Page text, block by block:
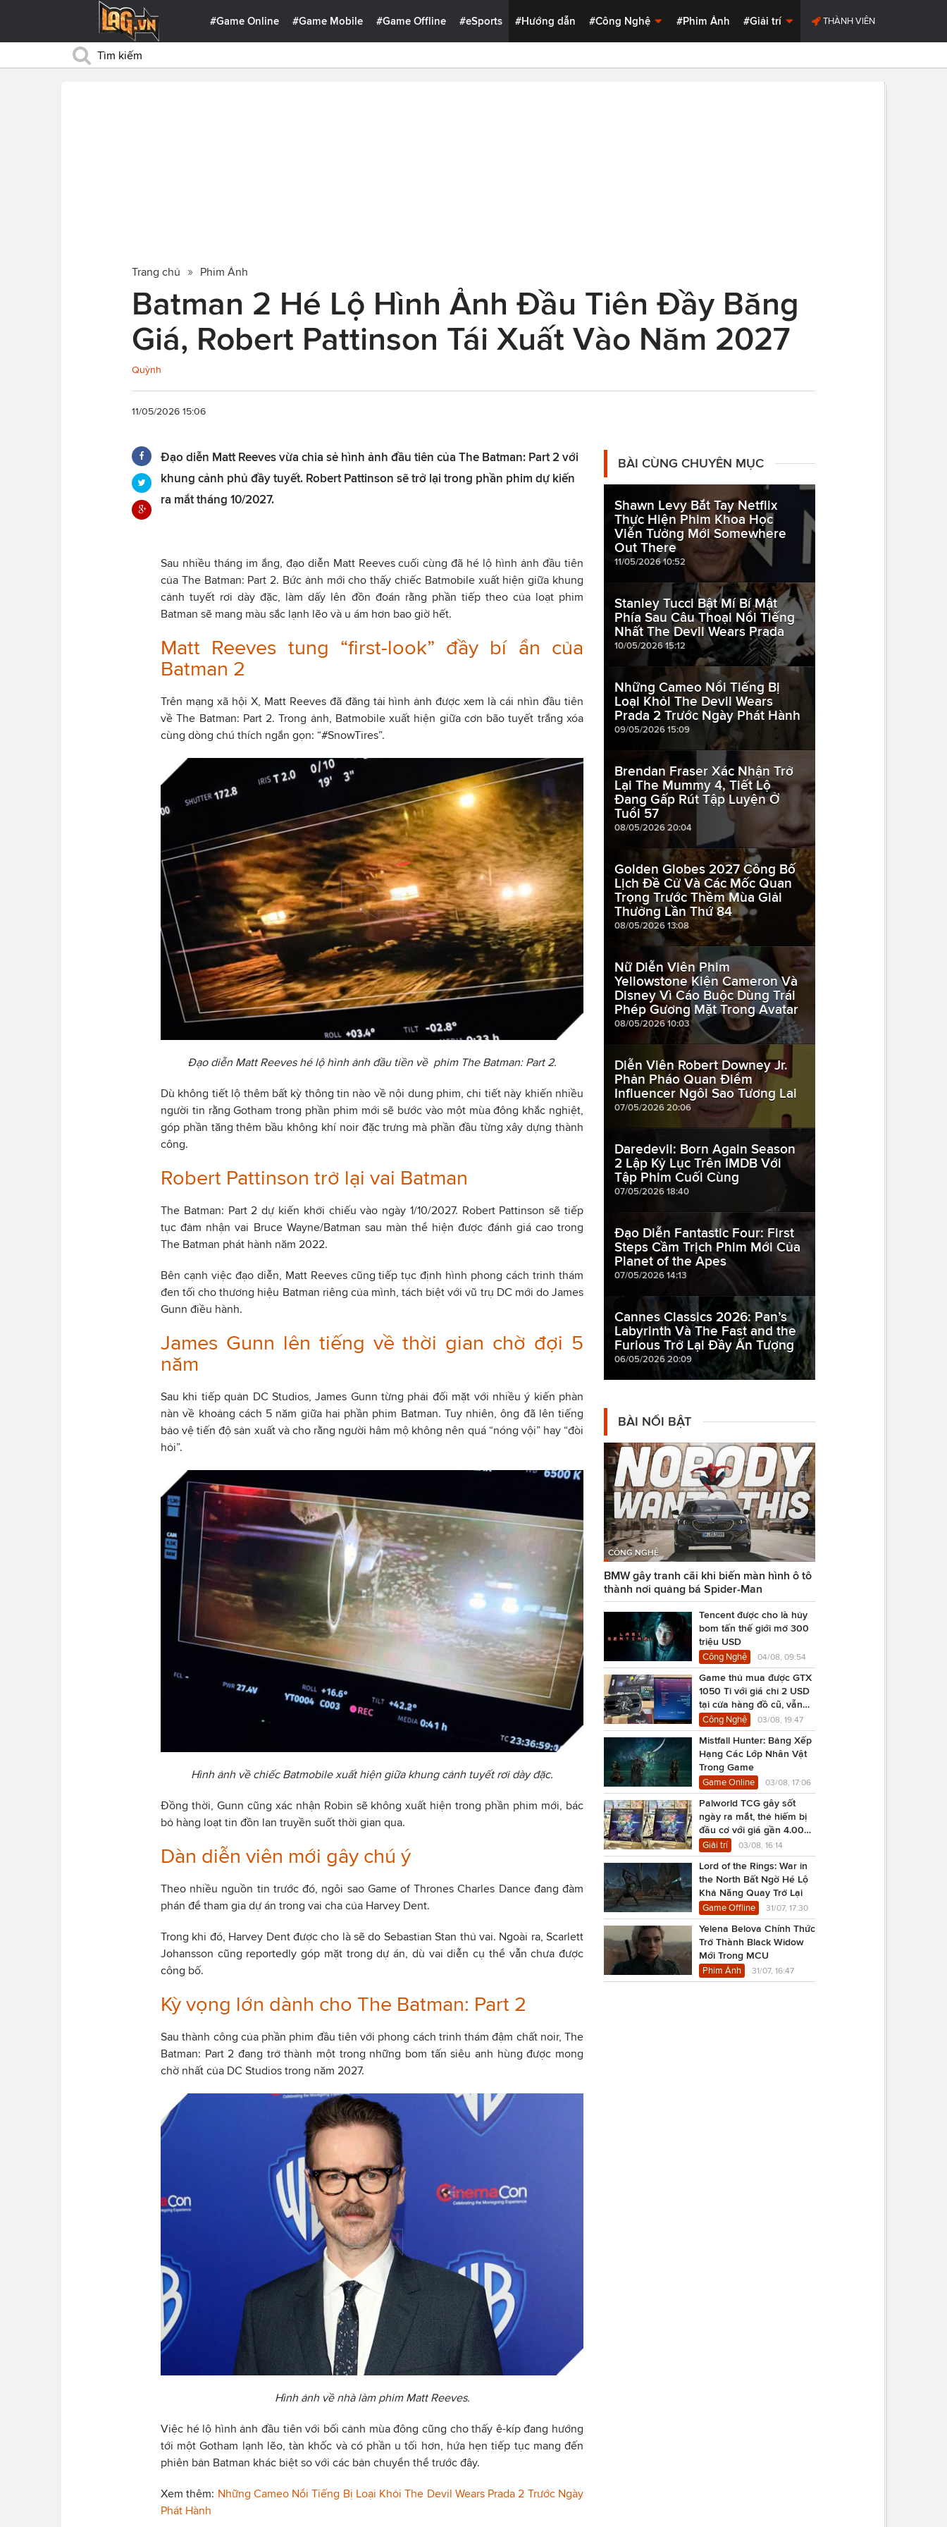
#Game Online #Game Mobile #Game Offline #eSports #Hướng dẫn #Công Nghệ #Phim Ảnh #Giải trí THÀNH VIÊN
Trang chủ Phim Ảnh
Batman 2 Hé Lộ Hình Ảnh Đầu Tiên Đầy Băng
Giá, Robert Pattinson Tái Xuất Vào Năm 2027
Quỳnh
11/05/2026 15:06
Đạo diễn Matt Reeves vừa chia sẻ hình ảnh đầu tiên của The Batman: Part 2 với
khung cảnh phủ đầy tuyết. Robert Pattinson sẽ trở lại trong phần phim dự kiến
ra mắt tháng 10/2027.
Sau nhiều tháng im ắng, đạo diễn Matt Reeves cuối cùng đã hé lộ hình ảnh đầu tiên
của The Batman: Part 2. Bức ảnh mới cho thấy chiếc Batmobile xuất hiện giữa khung
cảnh tuyết rơi dày đặc, làm dấy lên đồn đoán rằng phần tiếp theo của loạt phim
Batman sẽ mang màu sắc lạnh lẽo và u ám hơn bao giờ hết.
Matt Reeves tung “first-look” đầy bí ẩn của
Batman 2
Trên mạng xã hội X, Matt Reeves đã đăng tải hình ảnh được xem là cái nhìn đầu tiên
về The Batman: Part 2. Trong ảnh, Batmobile xuất hiện giữa cơn bão tuyết trắng xóa
cùng dòng chú thích ngắn gọn: “#SnowTires”.
Đạo diễn Matt Reeves hé lộ hình ảnh đầu tiền về phim The Batman: Part 2.
Dù không tiết lộ thêm bất kỳ thông tin nào về nội dung phim, chi tiết này khiến nhiều
người tin rằng Gotham trong phần phim mới sẽ bước vào một mùa đông khắc nghiệt,
góp phần tăng thêm bầu không khí noir đặc trưng mà phần đầu từng xây dựng thành
công.
Robert Pattinson trở lại vai Batman
The Batman: Part 2 dự kiến khởi chiếu vào ngày 1/10/2027. Robert Pattinson sẽ tiếp
tục đảm nhận vai Bruce Wayne/Batman sau màn thể hiện được đánh giá cao trong
The Batman phát hành năm 2022.
Bên cạnh việc đạo diễn, Matt Reeves cũng tiếp tục định hình phong cách trinh thám
đen tối cho thương hiệu Batman riêng của mình, tách biệt với vũ trụ DC mới do James
Gunn điều hành.
James Gunn lên tiếng về thời gian chờ đợi 5
năm
Sau khi tiếp quản DC Studios, James Gunn từng phải đối mặt với nhiều ý kiến phàn
nàn về khoảng cách 5 năm giữa hai phần phim Batman. Tuy nhiên, ông đã lên tiếng
bảo vệ tiến độ sản xuất và cho rằng người hâm mộ không nên quá “nóng vội” hay “đòi
hỏi”.
Hình ảnh về chiếc Batmobile xuất hiện giữa khung cảnh tuyết rơi dày đặc.
Đồng thời, Gunn cũng xác nhận Robin sẽ không xuất hiện trong phần phim mới, bác
bỏ hàng loạt tin đồn lan truyền suốt thời gian qua.
Dàn diễn viên mới gây chú ý
Theo nhiều nguồn tin trước đó, ngôi sao Game of Thrones Charles Dance đang đàm
phán để tham gia dự án trong vai cha của Harvey Dent.
Trong khi đó, Harvey Dent được cho là sẽ do Sebastian Stan thủ vai. Ngoài ra, Scarlett
Johansson cũng reportedly góp mặt trong dự án, dù vai diễn cụ thể vẫn chưa được
công bố.
Kỳ vọng lớn dành cho The Batman: Part 2
Sau thành công của phần phim đầu tiên với phong cách trinh thám đậm chất noir, The
Batman: Part 2 đang trở thành một trong những bom tấn siêu anh hùng được mong
chờ nhất của DC Studios trong năm 2027.
Hình ảnh về nhà làm phim Matt Reeves.
Việc hé lộ hình ảnh đầu tiên với bối cảnh mùa đông cũng cho thấy ê-kíp đang hướng
tới một Gotham lạnh lẽo, tàn khốc và có phần u tối hơn, hứa hẹn tiếp tục mang đến
phiên bản Batman khác biệt so với các bản chuyển thể trước đây.
Xem thêm: Những Cameo Nổi Tiếng Bị Loại Khỏi The Devil Wears Prada 2 Trước Ngày
Phát Hành
BÀI CÙNG CHUYÊN MỤC
Shawn Levy Bắt Tay Netflix
Thực Hiện Phim Khoa Học
Viễn Tưởng Mới Somewhere
Out There
11/05/2026 10:52
Stanley Tucci Bật Mí Bí Mật
Phía Sau Câu Thoại Nổi Tiếng
Nhất The Devil Wears Prada
10/05/2026 15:12
Những Cameo Nổi Tiếng Bị
Loại Khỏi The Devil Wears
Prada 2 Trước Ngày Phát Hành
09/05/2026 15:09
Brendan Fraser Xác Nhận Trở
Lại The Mummy 4, Tiết Lộ
Đang Gấp Rút Tập Luyện Ở
Tuổi 57
08/05/2026 20:04
Golden Globes 2027 Công Bố
Lịch Đề Cử Và Các Mốc Quan
Trọng Trước Thềm Mùa Giải
Thưởng Lần Thứ 84
08/05/2026 13:08
Nữ Diễn Viên Phim
Yellowstone Kiện Cameron Và
Disney Vì Cáo Buộc Dùng Trái
Phép Gương Mặt Trong Avatar
08/05/2026 10:03
Diễn Viên Robert Downey Jr.
Phản Pháo Quan Điểm
Influencer Ngôi Sao Tương Lai
07/05/2026 20:06
Daredevil: Born Again Season
2 Lập Kỷ Lục Trên IMDB Với
Tập Phim Cuối Cùng
07/05/2026 18:40
Đạo Diễn Fantastic Four: First
Steps Cầm Trịch Phim Mới Của
Planet of the Apes
07/05/2026 14:13
Cannes Classics 2026: Pan’s
Labyrinth Và The Fast and the
Furious Trở Lại Đầy Ấn Tượng
06/05/2026 20:09
BÀI NỔI BẬT
CÔNG NGHỆ
BMW gây tranh cãi khi biến màn hình ô tô
thành nơi quảng bá Spider-Man
Tencent được cho là hủy
bom tấn thế giới mở 300
triệu USD
Công Nghệ 04/08, 09:54
Game thủ mua được GTX
1050 Ti với giá chỉ 2 USD
tại cửa hàng đồ cũ, vẫn
chạy Cyberpunk 2077
Công Nghệ 03/08, 19:47
Mistfall Hunter: Bảng Xếp
Hạng Các Lớp Nhân Vật
Trong Game
Game Online 03/08, 17:06
Palworld TCG gây sốt
ngày ra mắt, thẻ hiếm bị
đầu cơ với giá gần 4.000
USD
Giải trí 03/08, 16:14
Lord of the Rings: War in
the North Bất Ngờ Hé Lộ
Khả Năng Quay Trở Lại
Game Offline 31/07, 17:30
Yelena Belova Chính Thức
Trở Thành Black Widow
Mới Trong MCU
Phim Ảnh 31/07, 16:47